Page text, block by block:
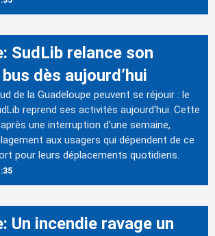
SudLib relance son
dès aujourd’hui
de la Guadeloupe peuvent se réjouir : le
reprend ses activités aujourd'hui. Cette
une interruption d'une semaine,
aux usagers qui dépendent de ce
pour leurs déplacements quotidiens.
Un incendie ravage un